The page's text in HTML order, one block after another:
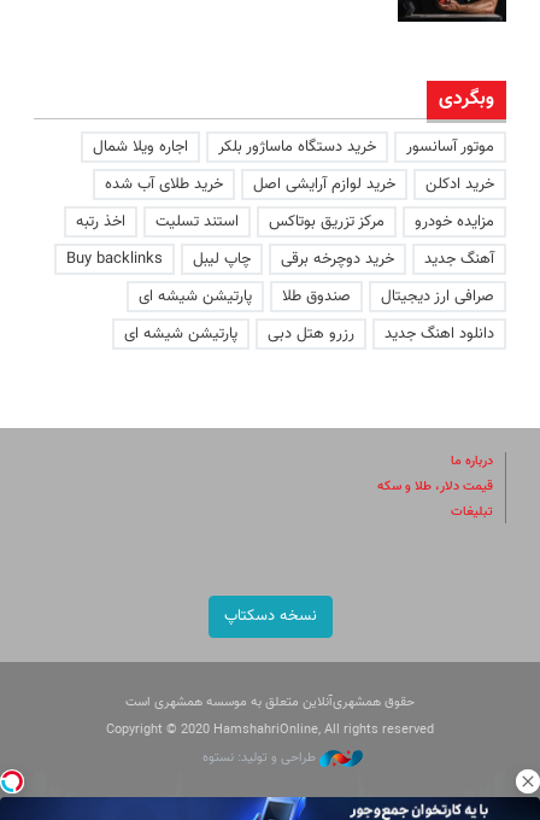
وبگردی
موتور آسانسور خرید دستگاه ماساژور بلکر
اجاره ویلا شمال
خرید ادکلن
خرید لوازم آرایشی اصل
خرید طلای آب شده
مزایده خودرو
مرکز تزریق بوتاکس استند تسلیت
اخذ رتبه
آهنگ جدید
خرید دوچرخه برقی چاپ لیبل
Buy backlinks
صرافی ارز دیجیتال
صندوق طلا
پارتیشن شیشه ای
دانلود اهنگ جدید
رزرو هتل دبی پارتیشن شیشه ای
درباره ما
قیمت دلار، طلا و سکه
تبلیغات
نسخه دسکتاپ
حقوق همشهری‌آنلاین متعلق به موسسه همشهری است
Copyright © 2020 HamshahriOnline, All rights reserved
طراحی و تولید: نستوه